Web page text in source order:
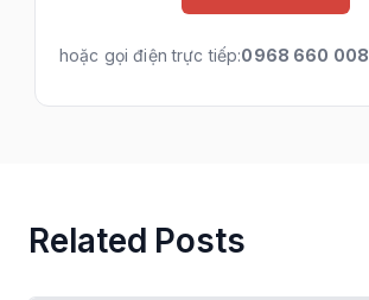
hoặc gọi điện trực tiếp:0968 660 008
Related Posts